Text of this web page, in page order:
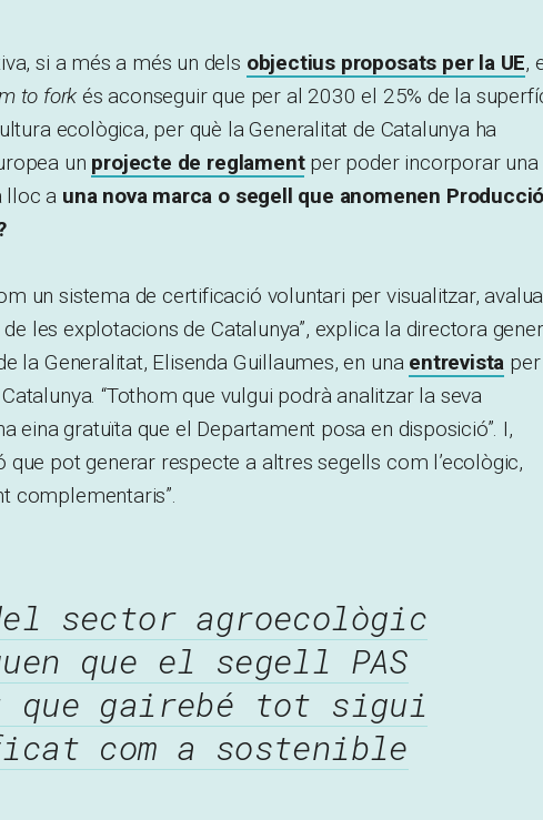
si a més a més un dels objectius proposats per la UE,
to fork és aconseguir que per al 2030 el 25% de la
ecològica, per què la Generalitat de Catalunya ha
un projecte de reglamentper poder incorporar una
lloc a una nova marca o segell que anomenen Producció
un sistema de certificació voluntari per visualitzar,
les explotacions de Catalunya”, explica la directora
la Generalitat, Elisenda Guillaumes, en una entrevista
“Tothom que vulgui podrà analitzar la seva
eina gratuïta que el Departament posa en disposició”. I,
que pot generar respecte a altres segells com l’ecològic,
complementaris”.
sector agroecològic
que el segell PAS
que gairebé tot sigui
com a sostenible